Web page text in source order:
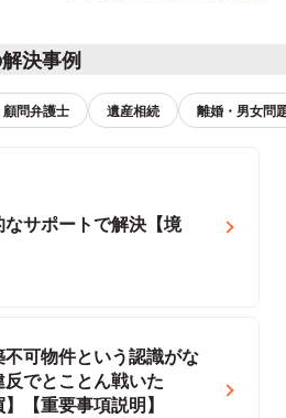
決事例
問弁護士 遺産相続 離婚・男女問
サポートで解決【境
可物件という認識がな
でとことん戦いた
【重要事項説明】